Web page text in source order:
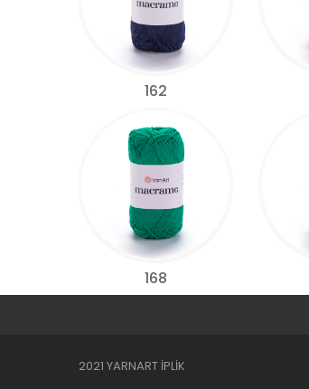
162
168
2021 YARNART İPLİK